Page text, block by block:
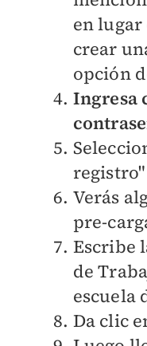
en
crear
opción
Ingresa
registro"
Verás
pre-
Escribe
de
escuela
Da clic